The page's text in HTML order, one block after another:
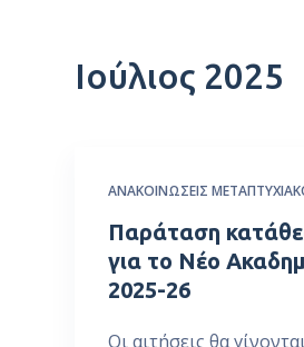
Ιούλιος 2025
ΑΝΑΚΟΙΝΏΣΕΙΣ
Παράταση
για το Νέο
2025-26
Οι αιτήσεις θα